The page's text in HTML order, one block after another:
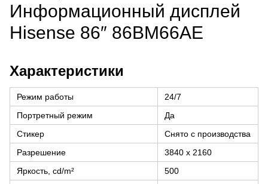
Информационный дисплей
Hisense 86″ 86BM66AE
Характеристики
Режим работы
24/7
Портретный режим
Да
Стикер
Снято с производства
Разрешение
3840 x 2160
Яркость, cd/m²
500